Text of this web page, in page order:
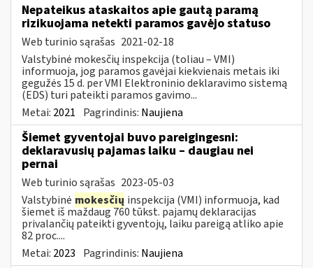
Nepateikus ataskaitos apie gautą paramą
rizikuojama netekti paramos gavėjo statuso
Web turinio sąrašas 2021-02-18
Valstybinė mokesčių inspekcija (toliau – VMI)
informuoja, jog paramos gavėjai kiekvienais metais iki
gegužės 15 d. per VMI Elektroninio deklaravimo sistemą
(EDS) turi pateikti paramos gavimo...
Metai: 2021 Pagrindinis: Naujiena
Šiemet gyventojai buvo pareigingesni:
deklaravusių pajamas laiku – daugiau nei
pernai
Web turinio sąrašas 2023-05-03
Valstybinė mokesčių inspekcija (VMI) informuoja, kad
šiemet iš maždaug 760 tūkst. pajamų deklaracijas
privalančių pateikti gyventojų, laiku pareigą atliko apie
82 proc....
Metai: 2023 Pagrindinis: Naujiena